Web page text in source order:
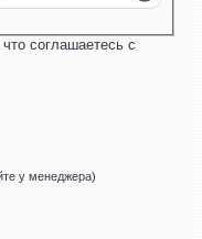
соглашаетесь с
у менеджера)